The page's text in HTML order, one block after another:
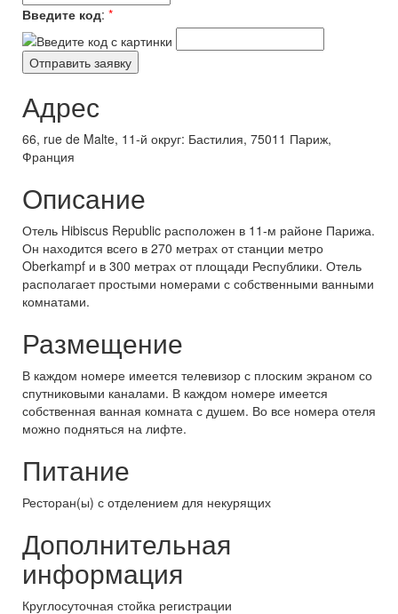
Введите код: *
Адрес
66, rue de Malte, 11-й округ: Бастилия, 75011 Париж,
Франция
Описание
Отель Hibiscus Republic расположен в 11-м районе Парижа.
Он находится всего в 270 метрах от станции метро
Oberkampf и в 300 метрах от площади Республики. Отель
располагает простыми номерами с собственными ванными
комнатами.
Размещение
В каждом номере имеется телевизор с плоским экраном со
спутниковыми каналами. В каждом номере имеется
собственная ванная комната с душем. Во все номера отеля
можно подняться на лифте.
Питание
Ресторан(ы) с отделением для некурящих
Дополнительная
информация
Круглосуточная стойка регистрации